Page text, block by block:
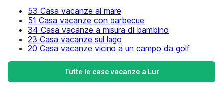
53 Casa vacanze al mare
51 Casa vacanze con barbecue
34 Casa vacanze a misura di bambino
23 Casa vacanze sul lago
20 Casa vacanze vicino a un campo da golf
Tutte le case vacanze a Lur